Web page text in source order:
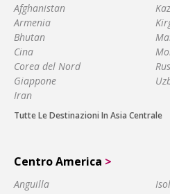
Afghanistan
Armenia
Bhutan
Cina
Corea del Nord
Giappone
Iran
Tutte Le Destinazioni In Asia Centrale
Centro America >
Anguilla